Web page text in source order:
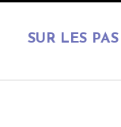
SUR LES